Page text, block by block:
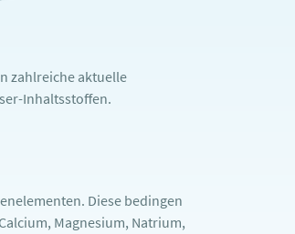
zahlreiche aktuelle
Inhaltsstoffen.
Diese bedingen
Magnesium, Natrium,